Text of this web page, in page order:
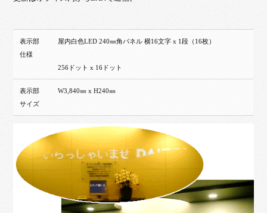
表示部
仕様
屋内白色LED 240㎜角パネル 横16文字 x 1段（16枚）
256ドット x 16ドット
表示部
サイズ
W3,840㎜ x H240㎜